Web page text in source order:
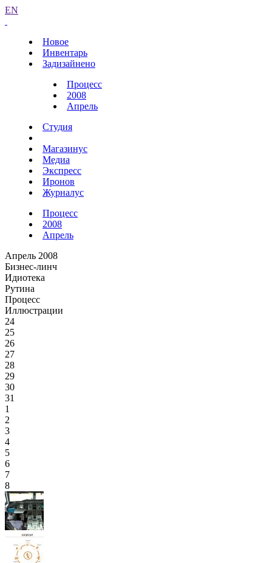
EN
Новое
Инвентарь
Задизайнено
Процесс
2008
Апрель
Студия
Магазинус
Медиа
Экспресс
Иронов
Журналус
Процесс
2008
Апрель
Апрель 2008
Бизнес-линч
Идиотека
Рутина
Процесс
Иллюстрации
24
25
26
27
28
29
30
31
1
2
3
4
5
6
7
8